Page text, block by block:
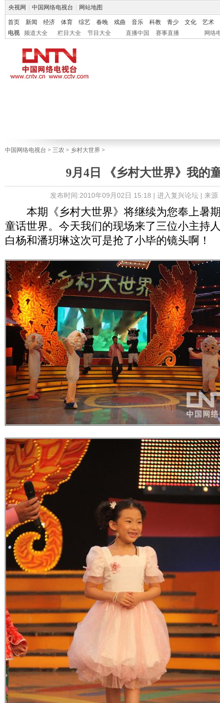
央视网 中国网络电视台 网站地图
首页 新闻 经济 体育 综艺 春晚 戏曲 音乐 科教 青少 文化
艺术
电视
频道大全 栏目大全 节目大全 直播中国 赛事直播 网络
中国网络电视台 > 三农 > 乡村大世界 >
9月4日 《乡村大世界》我的
发布时间:2010年09月02日 15:18 | 进入复兴论坛| 来源
本期《乡村大世界》将继续为您奉上暑
童话世界。今天我们的现场来了三位小主持
白杨和潘玥琳这次可是抢了小毕的镜头啊！